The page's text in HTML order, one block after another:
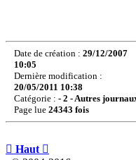
Date de création : 29/12/2007
10:05
Dernière modification :
20/05/2011 10:38
Catégorie : - 2 - Autres
Page lue 24343 fois
 Haut 